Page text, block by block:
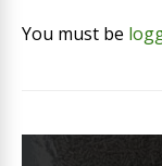
You must be